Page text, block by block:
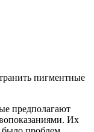
пигментные
предполагают
Их